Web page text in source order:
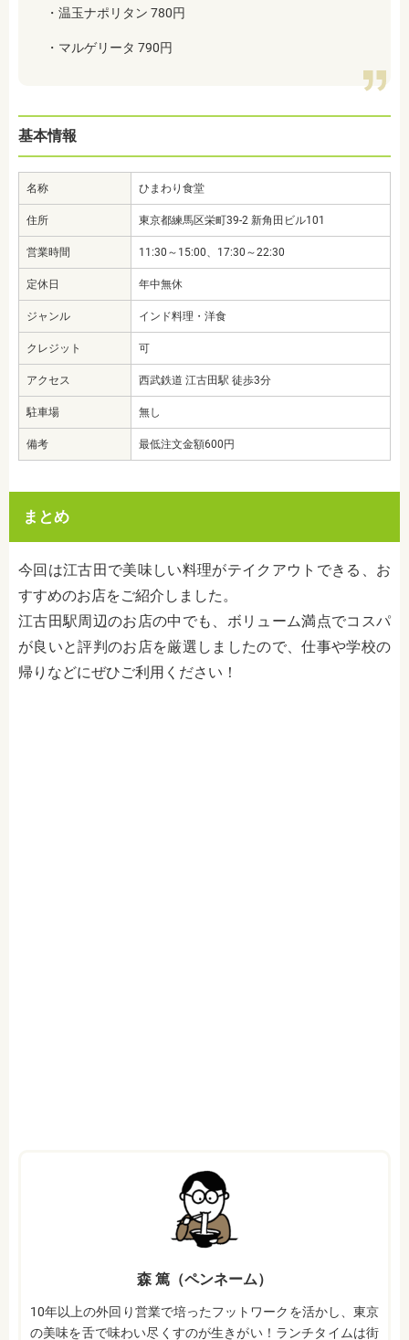
・温玉ナポリタン 780円
・マルゲリータ 790円
基本情報
名称 ひまわり食堂
住所 東京都練馬区栄町39-2 新角田ビル101
営業時間 11:30～15:00、17:30～22:30
定休日 年中無休
ジャンル インド料理・洋食
クレジット 可
アクセス 西武鉄道 江古田駅 徒歩3分
駐車場 無し
備考 最低注文金額600円
まとめ
今回は江古田で美味しい料理がテイクアウトできる、お
すすめのお店をご紹介しました。
江古田駅周辺のお店の中でも、ボリューム満点でコスパ
が良いと評判のお店を厳選しましたので、仕事や学校の
帰りなどにぜひご利用ください！
森 篤（ペンネーム）
10年以上の外回り営業で培ったフットワークを活かし、東京
の美味を舌で味わい尽くすのが生きがい！ランチタイムは街